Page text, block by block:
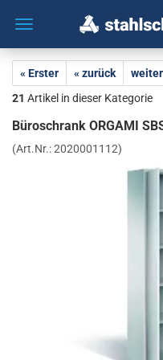
« Erster « zurück
21 Artikel in dieser Kategorie
Bü­ro­schrank OR­GA­MI
(Art.Nr.:2020001112)